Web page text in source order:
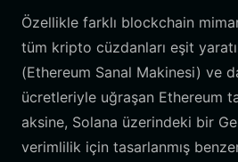
Özellikle farklı blockchain
tüm kripto cüzdanları eşit
(Ethereum Sanal Makinesi) ve
ücretleriyle uğraşan Ethereum
aksine, Solana üzerindeki bir
verimlilik için tasarlanmış